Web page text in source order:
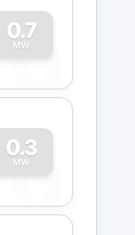
0.7
MW
0
0.3
MW
0